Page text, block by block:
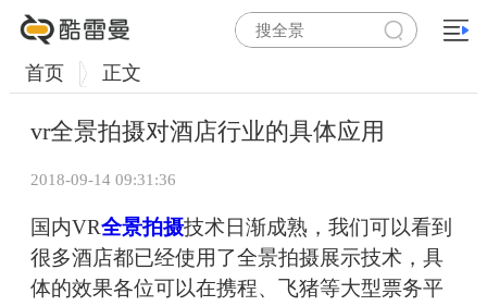
首页 正文
vr全景拍摄对酒店行业的具体应用
2018-09-14 09:31:36
国内VR全景拍摄技术日渐成熟，我们可以看到
很多酒店都已经使用了全景拍摄展示技术，具
体的效果各位可以在携程、飞猪等大型票务平